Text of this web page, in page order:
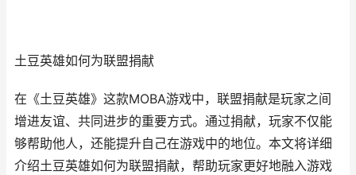
土豆英雄如何为联盟捐献
在《土豆英雄》这款MOBA游戏中，联盟捐献是玩家之间
增进友谊、共同进步的重要方式。通过捐献，玩家不仅能
够帮助他人，还能提升自己在游戏中的地位。本文将详细
介绍土豆英雄如何为联盟捐献，帮助玩家更好地融入游戏